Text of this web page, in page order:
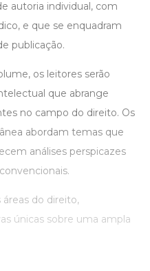
autoria individual, com
e que se enquadram
publicação.
os leitores serão
que abrange
no campo do direito. Os
abordam temas que
análises perspicazes
áreas do direito,
únicas sobre uma ampla